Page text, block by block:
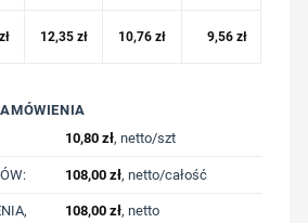
zł 12,35 zł 10,76zł 9,56 zł
10,80 zł, netto/szt
108,00 zł, netto/całość
108,00 zł, netto